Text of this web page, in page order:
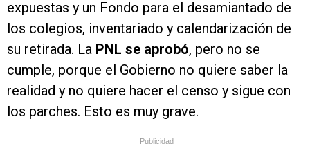
expuestas y un Fondo para el desamiantado de
los colegios, inventariado y calendarización de
su retirada. La PNL se aprobó, pero no se
cumple, porque el Gobierno no quiere saber la
realidad y no quiere hacer el censo y sigue con
los parches. Esto es muy grave.
Publicidad